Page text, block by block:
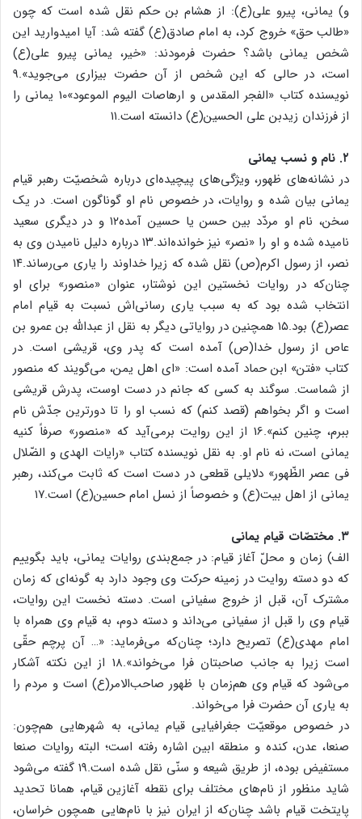
و) یمانی، پیرو علی(ع): از هشام بن حکم نقل شده است که چون
«طالب حق» خروج کرد، به امام صادق(ع) گفته شد: آیا امیدوارید این
شخص یمانی باشد؟ حضرت فرمودند: «خیر، یمانی پیرو علی(ع)
است، در حالی که این شخص از آن حضرت بیزاری می‌جوید».9
نویسنده کتاب «الفجر المقدس و ارهاصات الیوم الموعود»10 یمانی را
از فرزندان زیدبن علی الحسین(ع) دانسته است.۱۱
۲. نام و نسب یمانی
در نشانه‌های ظهور، ویژگی‌های پیچیده‌ای درباره شخصیّت رهبر قیام
یمانی بیان شده و روایات، در خصوص نام او گوناگون است. در یک
سخن، نام او مردّد بین حسن یا حسین آمده۱۲ و در دیگری سعید
نامیده شده و او را «نصر» نیز خوانده‌اند.۱۳ درباره دلیل نامیدن وی به
نصر، از رسول اکرم(ص) نقل شده که زیرا خداوند را یاری می‌رساند.۱۴
چنان‌که در روایات نخستین این نوشتار، عنوان «منصور» برای او
انتخاب شده بود که به سبب یاری رسانی‌اش نسبت به قیام امام
عصر(ع) بود.۱۵ همچنین در روایاتی دیگر به نقل از عبدالله بن عمرو بن
عاص از رسول خدا(ص) آمده است که پدر وی، قریشی است. در
کتاب «فتن» ابن حماد آمده است: «ای اهل یمن، می‌گویند که منصور
از شماست. سوگند به کسی که جانم در دست اوست، پدرش قریشی
است و اگر بخواهم (قصد کنم) که نسب او را تا دورترین جدّش نام
ببرم، چنین کنم».16 از این روایت برمی‌آید که «منصور» صرفاً کنیه
یمانی است، نه نام او. به نقل نویسنده کتاب «رایات الهدی و الضّلال
فی عصر الظّهور» دلایلی قطعی در دست است که ثابت می‌کند، رهبر
یمانی از اهل بیت(ع) و خصوصاً از نسل امام حسین(ع) است.۱۷
۳. مختصّات قیام یمانی
الف) زمان و محلّ آغاز قیام: در جمع‌بندی روایات یمانی، باید بگوییم
که دو دسته روایت در زمینه حرکت وی وجود دارد به گونه‌ای که زمان
مشترک آن، قبل از خروج سفیانی است. دسته نخست این روایات،
قیام وی را قبل از سفیانی می‌داند و دسته دوم، به قیام وی همراه با
امام مهدی(ع) تصریح دارد؛ چنان‌که می‌فرماید: «… آن پرچم حقّی
است زیرا به جانب صاحبتان فرا می‌خواند».18 از این نکته آشکار
می‌شود که قیام وی هم‌زمان با ظهور صاحب‌الامر(ع) است و مردم را
به یاری آن حضرت فرا می‌خواند.
در خصوص موقعیّت جغرافیایی قیام یمانی، به شهرهایی هم‌چون:
صنعا، عدن، کنده و منطقه ابین اشاره رفته است؛ البته روایات صنعا
مستفیض بوده، از طریق شیعه و سنّی نقل شده است.۱۹ گفته می‌شود
شاید منظور از نام‌های مختلف برای نقطه آغازین قیام، همانا تحدید
پایتخت قیام باشد چنان‌که از ایران نیز با نام‌هایی همچون خراسان،